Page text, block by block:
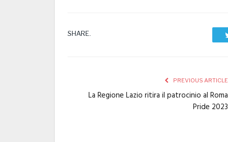
SHARE.
PREVIOUS ARTICLE
La Regione Lazio ritira il patrocinio al Roma
Pride 2023